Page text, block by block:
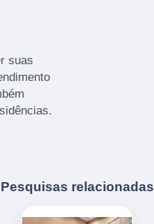
suas
Pesquisas relacionadas